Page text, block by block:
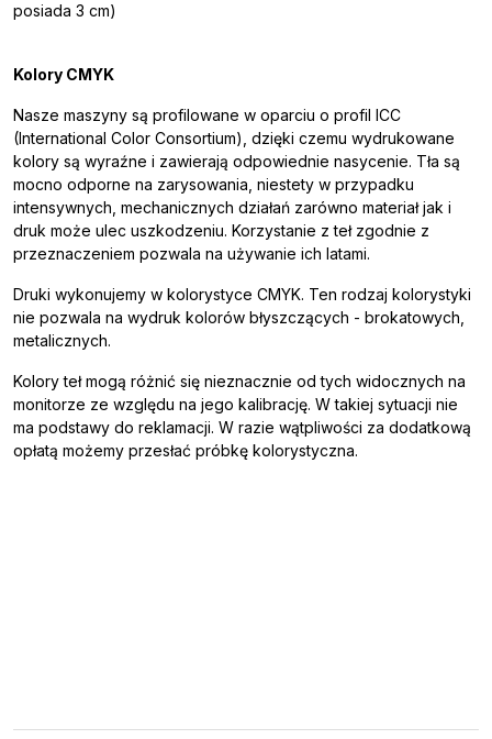
posiada 3 cm)
Kolory CMYK
Nasze maszyny są profilowane w oparciu o profil ICC
(International Color Consortium), dzięki czemu wydrukowane
kolory są wyraźne i zawierają odpowiednie nasycenie. Tła są
mocno odporne na zarysowania, niestety w przypadku
intensywnych, mechanicznych działań zarówno materiał jak i
druk może ulec uszkodzeniu. Korzystanie z teł zgodnie z
przeznaczeniem pozwala na używanie ich latami.
Druki wykonujemy w kolorystyce CMYK. Ten rodzaj kolorystyki
nie pozwala na wydruk kolorów błyszczących - brokatowych,
metalicznych.
Kolory teł mogą różnić się nieznacznie od tych widocznych na
monitorze ze względu na jego kalibrację. W takiej sytuacji nie
ma podstawy do reklamacji. W razie wątpliwości za dodatkową
opłatą możemy przesłać próbkę kolorystyczna.